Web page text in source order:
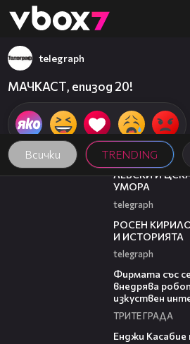
👾
Всички TRENDING
telegraph
МАЧКАСТ, епизод 20!
31:36
ЛЕВСКИ И
УМОРА
telegraph
РОСЕН
И ИСТОРИЯТА
telegraph
Фирмата със
внедрява
изкуствен
ТРИТЕ ГРАДА
Енджи Касабие